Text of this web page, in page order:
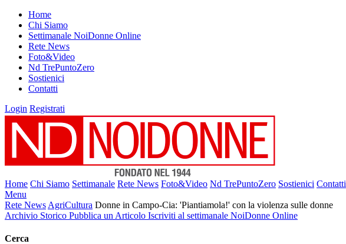
Home
Chi Siamo
Settimanale NoiDonne Online
Rete News
Foto&Video
Nd TrePuntoZero
Sostienici
Contatti
Login Registrati
Home Chi Siamo Settimanale Rete News Foto&Video Nd TrePuntoZero Sostienici Contatti
Menu
Rete News AgriCultura Donne in Campo-Cia: 'Piantiamola!' con la violenza sulle donne
Archivio Storico Pubblica un Articolo Iscriviti al settimanale NoiDonne Online
Cerca